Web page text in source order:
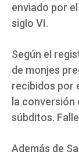
enviado por
siglo VI.
Según el
de monjes
recibidos por
la conversión
súbditos.
Además de